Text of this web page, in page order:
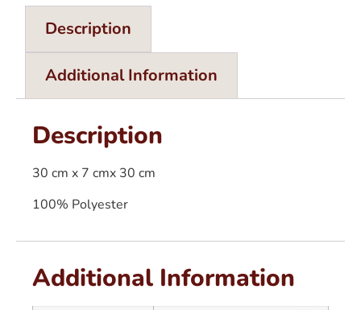
Description
Additional Information
Description
30 cm x 7 cmx 30 cm
100% Polyester
Additional Information